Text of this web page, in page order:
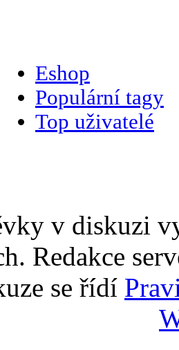
Eshop
Populární tagy
Top uživatelé
v diskuzi
Redakce
se řídí